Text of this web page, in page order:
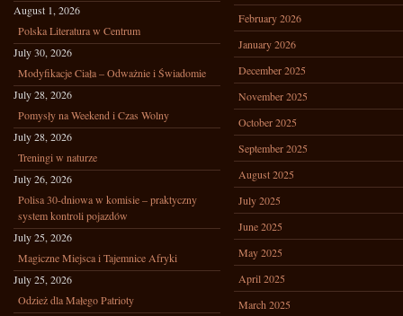
August 1, 2026
Polska Literatura w Centrum
July 30, 2026
Modyfikacje Ciała – Odważnie i Świadomie
July 28, 2026
Pomysły na Weekend i Czas Wolny
July 28, 2026
Treningi w naturze
July 26, 2026
Polisa 30-dniowa w komisie – praktyczny
system kontroli pojazdów
July 25, 2026
Magiczne Miejsca i Tajemnice Afryki
July 25, 2026
Odzież dla Małego Patrioty
February 2026
January 2026
December 2025
November 2025
October 2025
September 2025
August 2025
July 2025
June 2025
May 2025
April 2025
March 2025